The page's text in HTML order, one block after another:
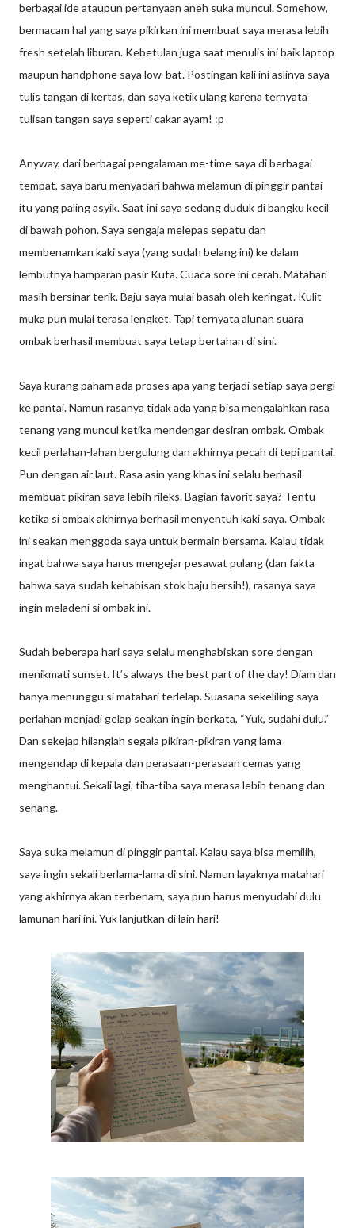
berbagai ide ataupun pertanyaan aneh suka muncul. Somehow,
bermacam hal yang saya pikirkan ini membuat saya merasa lebih
fresh setelah liburan. Kebetulan juga saat menulis ini baik laptop
maupun handphone saya low-bat. Postingan kali ini aslinya saya
tulis tangan di kertas, dan saya ketik ulang karena ternyata
tulisan tangan saya seperti cakar ayam! :p
Anyway, dari berbagai pengalaman me-time saya di berbagai
tempat, saya baru menyadari bahwa melamun di pinggir pantai
itu yang paling asyik. Saat ini saya sedang duduk di bangku kecil
di bawah pohon. Saya sengaja melepas sepatu dan
membenamkan kaki saya (yang sudah belang ini) ke dalam
lembutnya hamparan pasir Kuta. Cuaca sore ini cerah. Matahari
masih bersinar terik. Baju saya mulai basah oleh keringat. Kulit
muka pun mulai terasa lengket. Tapi ternyata alunan suara
ombak berhasil membuat saya tetap bertahan di sini.
Saya kurang paham ada proses apa yang terjadi setiap saya pergi
ke pantai. Namun rasanya tidak ada yang bisa mengalahkan rasa
tenang yang muncul ketika mendengar desiran ombak. Ombak
kecil perlahan-lahan bergulung dan akhirnya pecah di tepi pantai.
Pun dengan air laut. Rasa asin yang khas ini selalu berhasil
membuat pikiran saya lebih rileks. Bagian favorit saya? Tentu
ketika si ombak akhirnya berhasil menyentuh kaki saya. Ombak
ini seakan menggoda saya untuk bermain bersama. Kalau tidak
ingat bahwa saya harus mengejar pesawat pulang (dan fakta
bahwa saya sudah kehabisan stok baju bersih!), rasanya saya
ingin meladeni si ombak ini.
Sudah beberapa hari saya selalu menghabiskan sore dengan
menikmati sunset. It’s always the best part of the day! Diam dan
hanya menunggu si matahari terlelap. Suasana sekeliling saya
perlahan menjadi gelap seakan ingin berkata, “Yuk, sudahi dulu.”
Dan sekejap hilanglah segala pikiran-pikiran yang lama
mengendap di kepala dan perasaan-perasaan cemas yang
menghantui. Sekali lagi, tiba-tiba saya merasa lebih tenang dan
senang.
Saya suka melamun di pinggir pantai. Kalau saya bisa memilih,
saya ingin sekali berlama-lama di sini. Namun layaknya matahari
yang akhirnya akan terbenam, saya pun harus menyudahi dulu
lamunan hari ini. Yuk lanjutkan di lain hari!